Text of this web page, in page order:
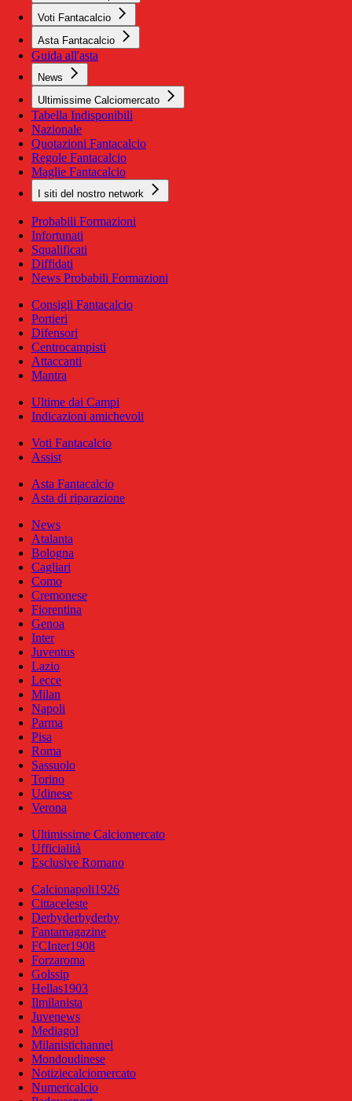
Voti Fantacalcio
Asta Fantacalcio
Guida all'asta
News
Ultimissime Calciomercato
Tabella Indisponibili
Nazionale
Quotazioni Fantacalcio
Regole Fantacalcio
Maglie Fantacalcio
I siti del nostro network
Probabili Formazioni
Infortunati
Squalificati
Diffidati
News Probabili Formazioni
Consigli Fantacalcio
Portieri
Difensori
Centrocampisti
Attaccanti
Mantra
Ultime dai Campi
Indicazioni amichevoli
Voti Fantacalcio
Assist
Asta Fantacalcio
Asta di riparazione
News
Atalanta
Bologna
Cagliari
Como
Cremonese
Fiorentina
Genoa
Inter
Juventus
Lazio
Lecce
Milan
Napoli
Parma
Pisa
Roma
Sassuolo
Torino
Udinese
Verona
Ultimissime Calciomercato
Ufficialità
Esclusive Romano
Calcionapoli1926
Cittaceleste
Derbyderbyderby
Fantamagazine
FCInter1908
Forzaroma
Golssip
Hellas1903
Ilmilanista
Juvenews
Mediagol
Milanistichannel
Mondoudinese
Notiziecalciomercato
Numericalcio